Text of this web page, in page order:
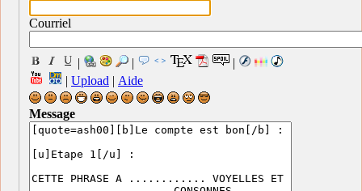
Courriel
| |
|
| Upload | Aide
Message